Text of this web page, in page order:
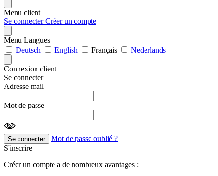
Menu client
Se connecterCréer un compte
Menu Langues
Deutsch
English Français Nederlands
Connexion client
Se connecter
Adresse mail
Mot de passe
Se connecter
Mot de passe oublié ?
S'inscrire
Créer un compte a de nombreux avantages :